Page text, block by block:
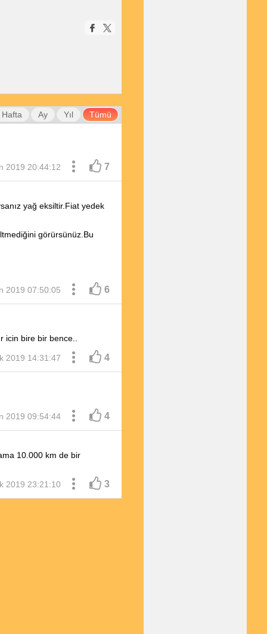
Hafta Ay Yıl Tümü
2019 20:44:12 7
yağ eksiltir.Fiat yedek
görürsünüz.Bu
oldukca düşük. Koc
2019 07:50:05 6
bire bir bence..
2019 14:31:47 4
2019 09:54:44 4
10.000 km de bir
2019 23:21:10 3